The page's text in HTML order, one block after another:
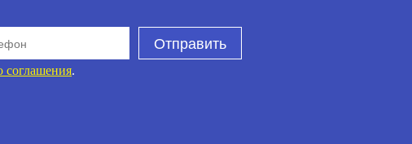
Отправить
соглашения.